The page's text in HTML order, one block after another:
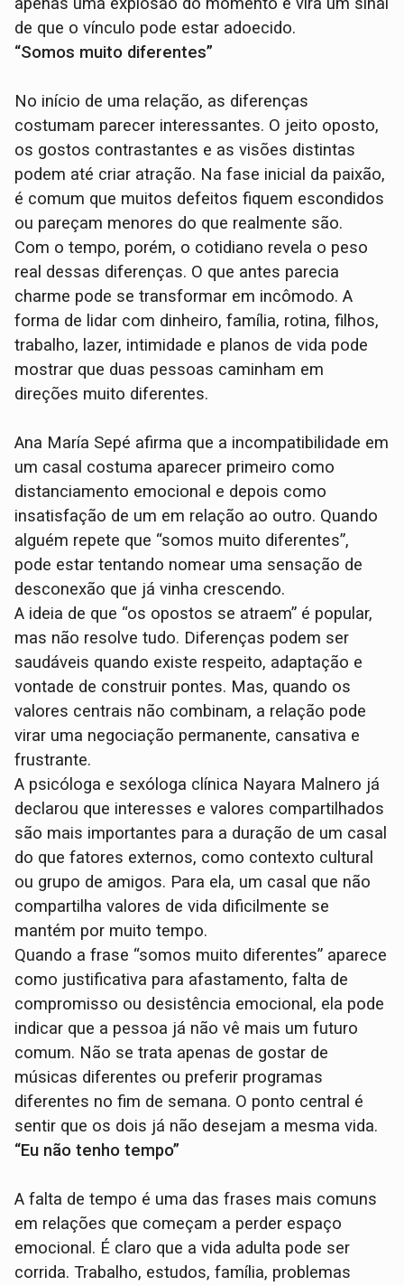
apenas uma explosão do momento e vira um sinal
de que o vínculo pode estar adoecido.
“Somos muito diferentes”
No início de uma relação, as diferenças
costumam parecer interessantes. O jeito oposto,
os gostos contrastantes e as visões distintas
podem até criar atração. Na fase inicial da paixão,
é comum que muitos defeitos fiquem escondidos
ou pareçam menores do que realmente são.
Com o tempo, porém, o cotidiano revela o peso
real dessas diferenças. O que antes parecia
charme pode se transformar em incômodo. A
forma de lidar com dinheiro, família, rotina, filhos,
trabalho, lazer, intimidade e planos de vida pode
mostrar que duas pessoas caminham em
direções muito diferentes.
Ana María Sepé afirma que a incompatibilidade em
um casal costuma aparecer primeiro como
distanciamento emocional e depois como
insatisfação de um em relação ao outro. Quando
alguém repete que “somos muito diferentes”,
pode estar tentando nomear uma sensação de
desconexão que já vinha crescendo.
A ideia de que “os opostos se atraem” é popular,
mas não resolve tudo. Diferenças podem ser
saudáveis quando existe respeito, adaptação e
vontade de construir pontes. Mas, quando os
valores centrais não combinam, a relação pode
virar uma negociação permanente, cansativa e
frustrante.
A psicóloga e sexóloga clínica Nayara Malnero já
declarou que interesses e valores compartilhados
são mais importantes para a duração de um casal
do que fatores externos, como contexto cultural
ou grupo de amigos. Para ela, um casal que não
compartilha valores de vida dificilmente se
mantém por muito tempo.
Quando a frase “somos muito diferentes” aparece
como justificativa para afastamento, falta de
compromisso ou desistência emocional, ela pode
indicar que a pessoa já não vê mais um futuro
comum. Não se trata apenas de gostar de
músicas diferentes ou preferir programas
diferentes no fim de semana. O ponto central é
sentir que os dois já não desejam a mesma vida.
“Eu não tenho tempo”
A falta de tempo é uma das frases mais comuns
em relações que começam a perder espaço
emocional. É claro que a vida adulta pode ser
corrida. Trabalho, estudos, família, problemas